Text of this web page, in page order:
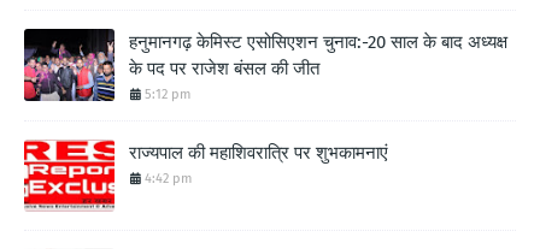
हनुमानगढ़ केमिस्ट एसोसिएशन चुनाव:-20 साल के बाद अध्यक्ष
के पद पर राजेश बंसल की जीत
5:12 pm
राज्यपाल की महाशिवरात्रि पर शुभकामनाएं
4:42 pm